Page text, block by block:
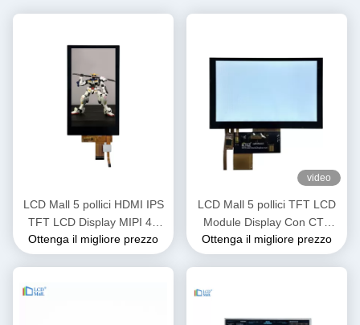
LCD Mall 5 pollici HDMI IPS
TFT LCD Display MIPI 4L
Interfaccia
Ottenga il migliore prezzo
video
LCD Mall 5 pollici TFT LCD
Module Display Con CTP
Touch Panel IPS
Visualizzazione 400cd/M2
Ottenga il migliore prezzo